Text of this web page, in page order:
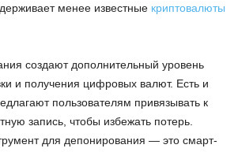
менее известные криптовалюты
создают дополнительный уровень
и получения цифровых валют. Есть и
пользователям привязывать к
запись, чтобы избежать потерь.
для депонирования — это смарт-